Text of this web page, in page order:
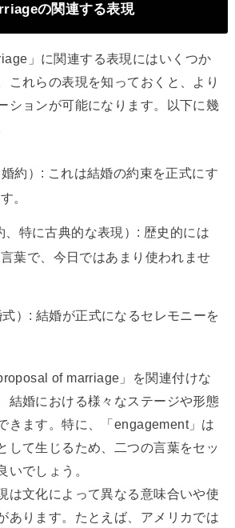
の関連する表現
」に関連する表現にはいくつか
これらの表現を知っておくと、より
ションが可能になります。以下に幾
婚約）: これは結婚の約束を正式にす
。
、特に古典的な表現）: 歴史的には
葉で、今日ではあまり使われませ
式）: 結婚が正式になるセレモニーを
of marriage」を関連付けな
結婚における様々なステージや形態
きます。特に、「engagement」は
して生じるため、二つの言葉をセッ
いでしょう。
は文化によって異なる意味合いや使
あります。たとえば、アメリカでは